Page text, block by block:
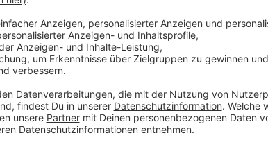
Weitere Infos und Links zum Thema:
Hier können wir weitere kühle Orte melden: